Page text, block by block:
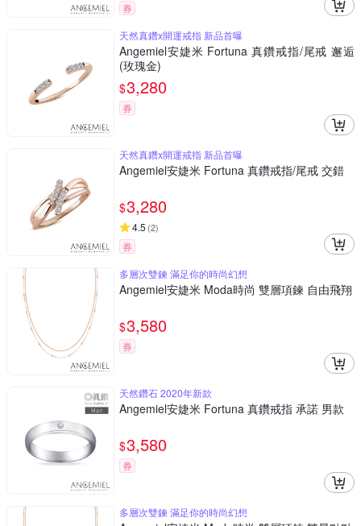
券
天然真鑽x開運戒指 新品首曝
Angemiel安婕米 Fortuna 真鑽戒指/尾戒 邂逅
(玫瑰金)
$3,280
券
天然真鑽x開運戒指 新品首曝
Angemiel安婕米 Fortuna 真鑽戒指/尾戒 交錯
$3,280
4.5 (2)
券
多層次雙鍊 滿足你的時尚幻想
Angemiel安婕米 Moda時尚 雙層項鍊 自由飛翔
$3,580
券
天然鑽石 2020年新款
Angemiel安婕米 Fortuna 真鑽戒指 承諾 男款
$3,580
券
多層次雙鍊 滿足你的時尚幻想